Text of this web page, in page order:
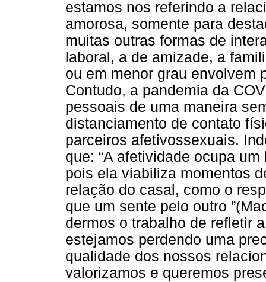
estamos nos referindo a
amorosa, somente para
muitas outras formas de
laboral, a de amizade, a
ou em menor grau envolvem
Contudo, a pandemia da
pessoais de uma maneira
distanciamento de contato
parceiros afetivossexuais.
que: “A afetividade ocupa
pois ela viabiliza momentos
relação do casal, como o
que um sente pelo outro
dermos o trabalho de refletir
estejamos perdendo uma
qualidade dos nossos
valorizamos e queremos